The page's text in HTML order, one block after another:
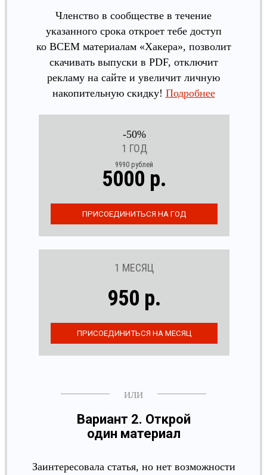
Членство в сообществе в течение
указанного срока откроет тебе доступ
ко ВСЕМ материалам «Хакера», позволит
скачивать выпуски в PDF, отключит
рекламу на сайте и увеличит личную
накопительную скидку! Подробнее
-50%
1 ГОД
9990 рублей
5000 р.
1 МЕСЯЦ
950 р.
Вариант 2. Открой
один материал
Заинтересовала статья, но нет возможности